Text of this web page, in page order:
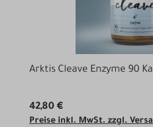
Arktis Cleave Enzyme 90
42,80 €
Preise inkl. MwSt. zzgl.